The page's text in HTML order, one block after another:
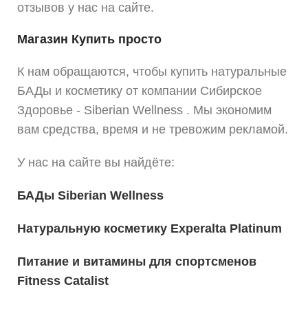
отзывов у нас на сайте.
Магазин Купить просто
К нам обращаются, чтобы купить натуральные
БАДы и косметику от компании Сибирское
Здоровье - Siberian Wellness . Мы экономим
вам средства, время и не тревожим рекламой.
У нас на сайте вы найдёте:
БАДы Siberian Wellness
Натуральную косметику Experalta Platinum
Питание и витамины для спортсменов
Fitness Catalist